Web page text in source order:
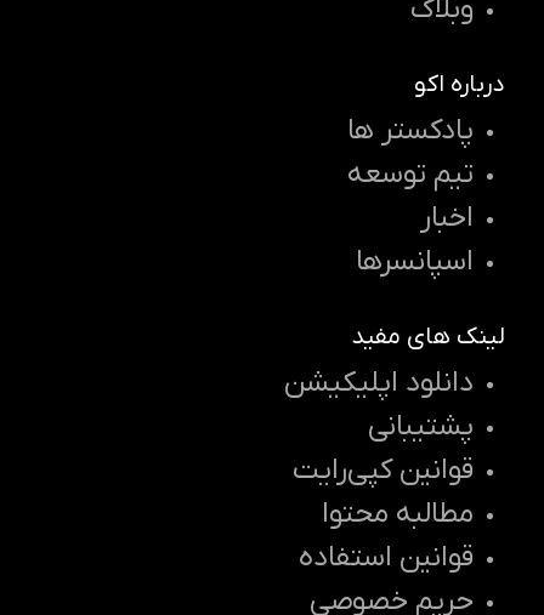
وبلاگ
درباره اکو
پادکستر ها
تیم توسعه
اخبار
اسپانسرها
لینک های مفید
دانلود اپلیکیشن
پشتیبانی
قوانین کپی‌رایت
مطالبه محتوا
قوانین استفاده
حریم خصوصی